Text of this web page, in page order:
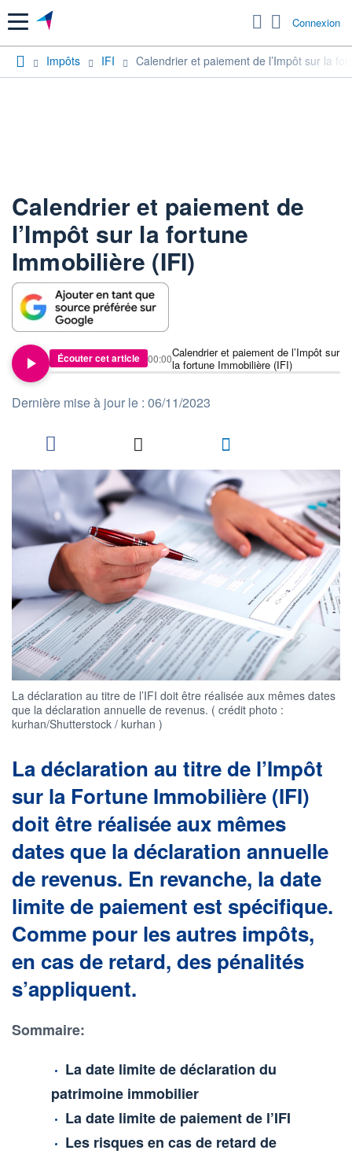
Menu Connexion
Impôts IFI Calendrier et paiement de l’Impôt sur la
Calendrier et paiement de
l’Impôt sur la fortune
Immobilière (IFI)
Écouter cet article
Calendrier et paiement de l’Impôt sur
la fortune Immobilière (IFI)
00:00
Dernière mise à jour le : 06/11/2023
La déclaration au titre de l’IFI doit être réalisée aux mêmes dates
que la déclaration annuelle de revenus. ( crédit photo :
kurhan/Shutterstock / kurhan )
La déclaration au titre de l’Impôt
sur la Fortune Immobilière (IFI)
doit être réalisée aux mêmes
dates que la déclaration annuelle
de revenus. En revanche, la date
limite de paiement est spécifique.
Comme pour les autres impôts,
en cas de retard, des pénalités
s’appliquent.
Sommaire:
La date limite de déclaration du
patrimoine immobilier
La date limite de paiement de l’IFI
Les risques en cas de retard de